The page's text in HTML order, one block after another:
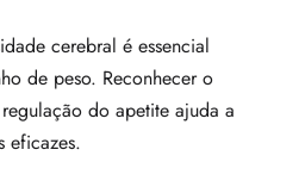
cerebral é essencial
de peso. Reconhecer o
do apetite ajuda a
eficazes.